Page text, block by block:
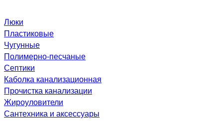
Люки
Пластиковые
Чугунные
Полимерно-песчаные
Септики
Каболка канализационная
Прочистка канализации
Жироуловители
Сантехника и аксессуары